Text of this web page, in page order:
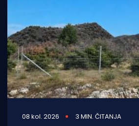
08 kol. 2026 3 MIN. ČITANJA